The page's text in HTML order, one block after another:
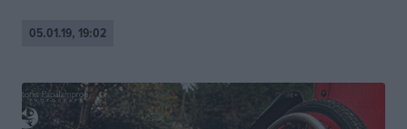
05.01.19, 19:02